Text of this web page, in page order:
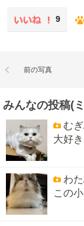
9
前の写真
みんなの投稿(
む
大好
わ
この